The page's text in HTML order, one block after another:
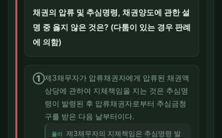
채권의 압류 및 추심명령, 채권양도에 관한 설
명 중 옳지 않은 것은? (다툼이 있는 경우 판례
에 의함)
①제3채무자가 압류채권자에게 압류된 채권액
상당에 관하여 지체책임을 지는 것은 추심명
령이 발령된 후 압류채권자로부터 추심금청
구를 받은 다음 날부터이다.
풀이
제3채무자의 지체책임은 추심명령 발